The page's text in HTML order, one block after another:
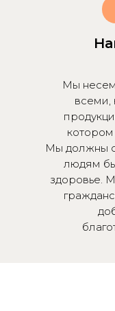
Мы несем
всеми,
Мы должны
людям
здоровье.